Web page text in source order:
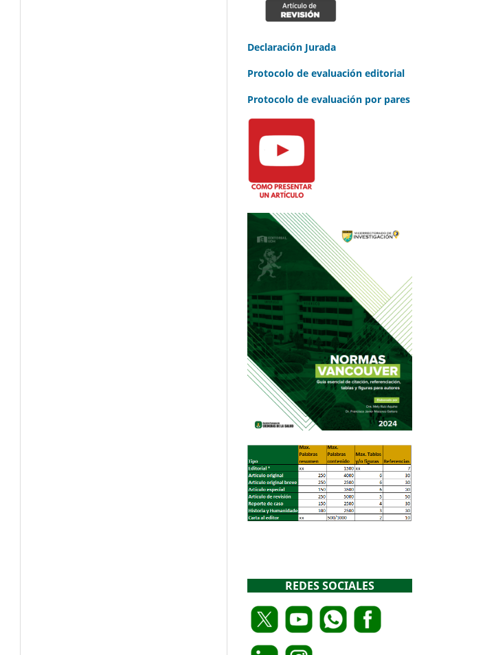
Declaración Jurada
Protocolo de evaluación editorial
Protocolo de evaluación por pares
REDES SOCIALES